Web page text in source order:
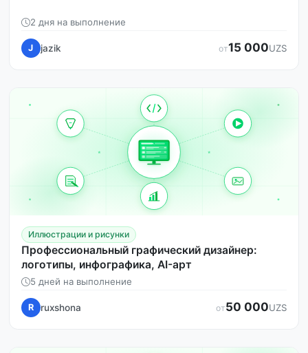
2 дня на выполнение
J jazik от15 000UZS
Иллюстрации и рисунки
Профессиональный графический дизайнер:
логотипы, инфографика, AI-арт
5 дней на выполнение
R ruxshona от50 000UZS